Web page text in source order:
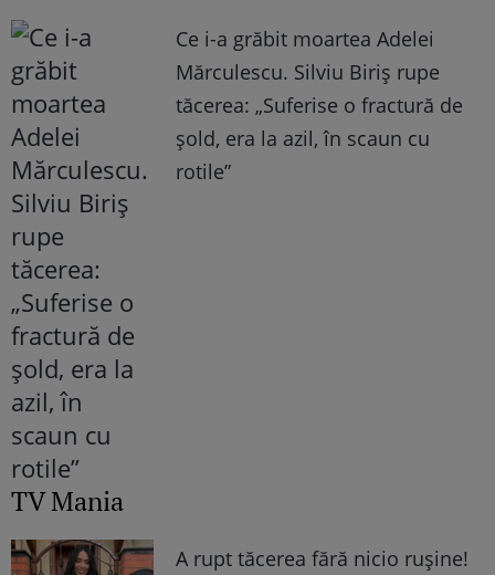
Ce i-a grăbit moartea Adelei
Mărculescu. Silviu Biriș rupe
tăcerea: „Suferise o fractură de
șold, era la azil, în scaun cu
rotile”
TV Mania
A rupt tăcerea fără nicio rușine!